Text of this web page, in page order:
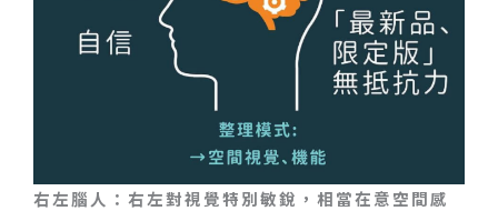
右左腦人：右左對視覺特別敏銳，相當在意空間感